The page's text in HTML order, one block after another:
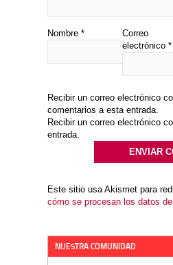
Nombre *
Correo
electrónico *
Recibir un correo electrónico
comentarios a esta entrada.
Recibir un correo electrónico
entrada.
Este sitio usa Akismet para
cómo se procesan los datos
NUESTRA COMUNIDAD